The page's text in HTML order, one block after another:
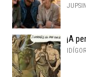
JUPSIN
¡A